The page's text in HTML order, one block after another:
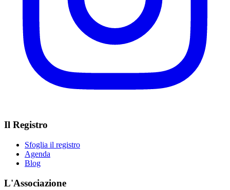
Il Registro
Sfoglia il registro
Agenda
Blog
L'Associazione